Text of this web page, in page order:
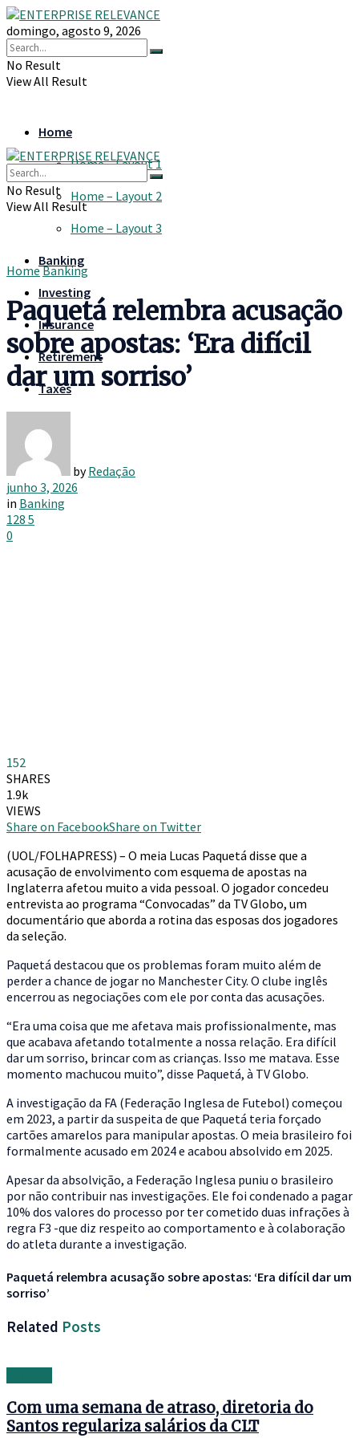
domingo, agosto 9, 2026
No Result
View All Result
Home
Home – Layout 1
Home – Layout 2
Home – Layout 3
Banking
Investing
Insurance
Retirement
Taxes
No Result
View All Result
HomeBanking
Paquetá relembra acusação
sobre apostas: ‘Era difícil
dar um sorriso’
by Redação
junho 3, 2026
in Banking
128 5
0
152
SHARES
1.9k
VIEWS
Share on FacebookShare on Twitter
(UOL/FOLHAPRESS) – O meia Lucas Paquetá disse que a
acusação de envolvimento com esquema de apostas na
Inglaterra afetou muito a vida pessoal. O jogador concedeu
entrevista ao programa “Convocadas” da TV Globo, um
documentário que aborda a rotina das esposas dos jogadores
da seleção.
Paquetá destacou que os problemas foram muito além de
perder a chance de jogar no Manchester City. O clube inglês
encerrou as negociações com ele por conta das acusações.
“Era uma coisa que me afetava mais profissionalmente, mas
que acabava afetando totalmente a nossa relação. Era difícil
dar um sorriso, brincar com as crianças. Isso me matava. Esse
momento machucou muito”, disse Paquetá, à TV Globo.
A investigação da FA (Federação Inglesa de Futebol) começou
em 2023, a partir da suspeita de que Paquetá teria forçado
cartões amarelos para manipular apostas. O meia brasileiro foi
formalmente acusado em 2024 e acabou absolvido em 2025.
Apesar da absolvição, a Federação Inglesa puniu o brasileiro
por não contribuir nas investigações. Ele foi condenado a pagar
10% dos valores do processo por ter cometido duas infrações à
regra F3 -que diz respeito ao comportamento e à colaboração
do atleta durante a investigação.
Paquetá relembra acusação sobre apostas: ‘Era difícil dar um
sorriso’
Related Posts
Com uma semana de atraso, diretoria do
Santos regulariza salários da CLT